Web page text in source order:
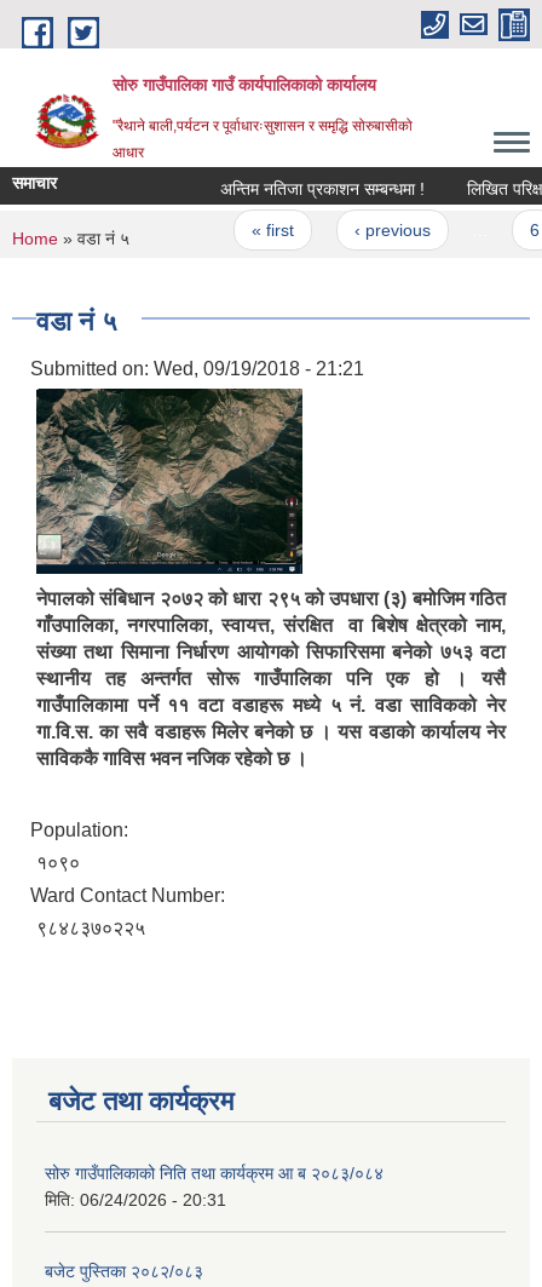
Skip to main content
सोरु गाउँपालिका गाउँ कार्यपालिकाको कार्यालय
"रैथाने बाली,पर्यटन र पूर्वाधारःसुशासन र समृद्धि सोरुबासीको
आधार
समाचार अन्तिम नतिजा प्रकाशन सम्बन्धमा ! लिखित
Pages
« first ‹ previous
You are here
Home » वडा नं ५
वडा नं ५
Submitted on: Wed, 09/19/2018 - 21:21
नेपालको संबिधान २०७२ को धारा २९५ को उपधारा (३) बमोजिम गठित
गाँउपालिका, नगरपालिका, स्वायत्त, संरक्षित वा बिशेष क्षेत्रको नाम,
संख्या तथा सिमाना निर्धारण आयोगको सिफारिसमा बनेको ७५३ वटा
स्थानीय तह अन्तर्गत साेरू गाउँपालिका पनि एक हो । यसै
गाउँपालिकामा पर्ने ११ वटा वडाहरू मध्ये ५ नं. वडा साविकको नेर
गा.वि.स. का सवै वडाहरू मिलेर बनेको छ । यस वडाकाे कार्यालय नेर
साविककै गाविस भवन नजिक रहेको छ ।
Population:
१०९०
Ward Contact Number:
९८४८३७०२२५
बजेट तथा कार्यक्रम
सोरु गाउँपालिकाको निति तथा कार्यक्रम आ ब २०८३/०८४
मिति: 06/24/2026 - 20:31
बजेट पुस्तिका २०८२/०८३